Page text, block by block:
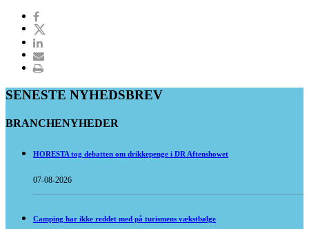
SENESTE NYHEDSBREV
BRANCHENYHEDER
HORESTA tog debatten om drikkepenge i DR Aftenshowet
07-08-2026
Camping har ikke reddet med på turismens vækstbølge